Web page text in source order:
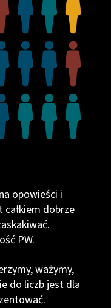
opowieści i
dobrze
PW.
ważymy,
do liczb jest dla